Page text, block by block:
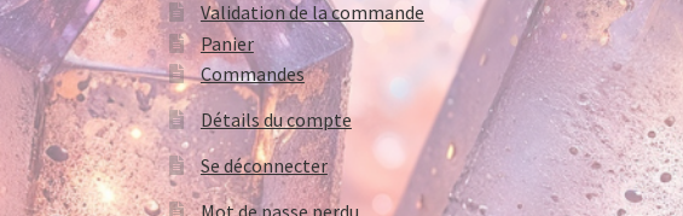
Validation de la commande
Panier
Commandes
Détails du compte
Se déconnecter
Mot de passe perdu